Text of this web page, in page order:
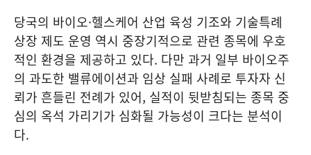
당국의 바이오·헬스케어 산업 육성 기조와 기술특례
상장 제도 운영 역시 중장기적으로 관련 종목에 우호
적인 환경을 제공하고 있다. 다만 과거 일부 바이오주
의 과도한 밸류에이션과 임상 실패 사례로 투자자 신
뢰가 흔들린 전례가 있어, 실적이 뒷받침되는 종목 중
심의 옥석 가리기가 심화될 가능성이 크다는 분석이
다.